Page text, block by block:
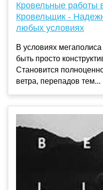
Кровельные работы
Кровельщик -
любых условиях
В условиях
быть просто
Становится
ветра, перепадов тем...